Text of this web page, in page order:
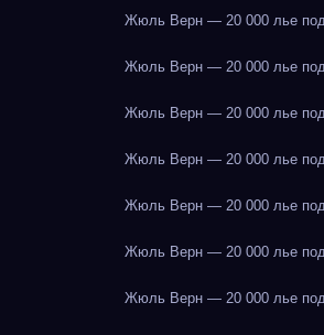
Жюль Верн — 20 000 лье
Жюль Верн — 20 000 лье
Жюль Верн — 20 000 лье
Жюль Верн — 20 000 лье
Жюль Верн — 20 000 лье
Жюль Верн — 20 000 лье
Жюль Верн — 20 000 лье